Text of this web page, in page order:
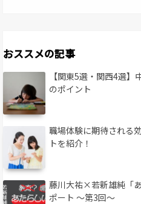
おススメの記事
【関東5選・関西4選
のポイント
職場体験に期待される
トを紹介！
藤川大祐×若新雄純「
ポート 〜第3回〜